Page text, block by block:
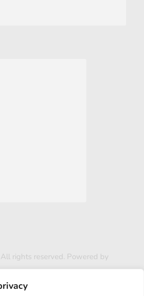
rights reserved. Powered by